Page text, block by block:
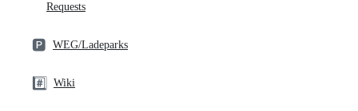
Requests
🅿️ WEG/Ladeparks
#️⃣ Wiki